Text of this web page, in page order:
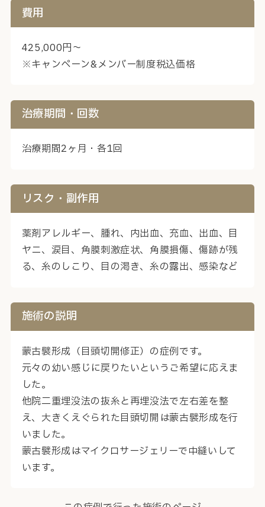
費用
425,000円～
※キャンペーン&メンバー制度税込価格
治療期間・回数
治療期間2ヶ月・各1回
リスク・副作用
薬剤アレルギー、腫れ、内出血、充血、出血、目
ヤニ、涙目、角膜刺激症状、角膜損傷、傷跡が残
る、糸のしこり、目の渇き、糸の露出、感染など
施術の説明
蒙古襞形成（目頭切開修正）の症例です。
元々の幼い感じに戻りたいというご希望に応えま
した。
他院二重埋没法の抜糸と再埋没法で左右差を整
え、大きくえぐられた目頭切開は蒙古襞形成を行
いました。
蒙古襞形成はマイクロサージェリーで中縫いして
います。